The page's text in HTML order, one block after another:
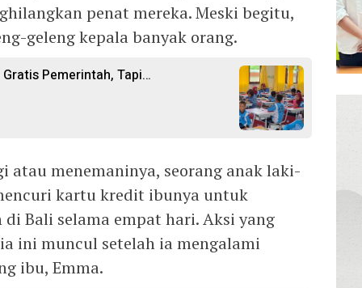
penat mereka. Meski begitu,
geleng kepala banyak orang.
Pemerintah, Tapi…
atau menemaninya, seorang anak laki-
kartu kredit ibunya untuk
Bali selama empat hari. Aksi yang
ini muncul setelah ia mengalami
ibu, Emma.